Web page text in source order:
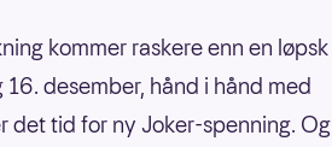
kommer raskere enn en løpsk
desember, hånd i hånd med
det tid for ny Joker-spenning. Og